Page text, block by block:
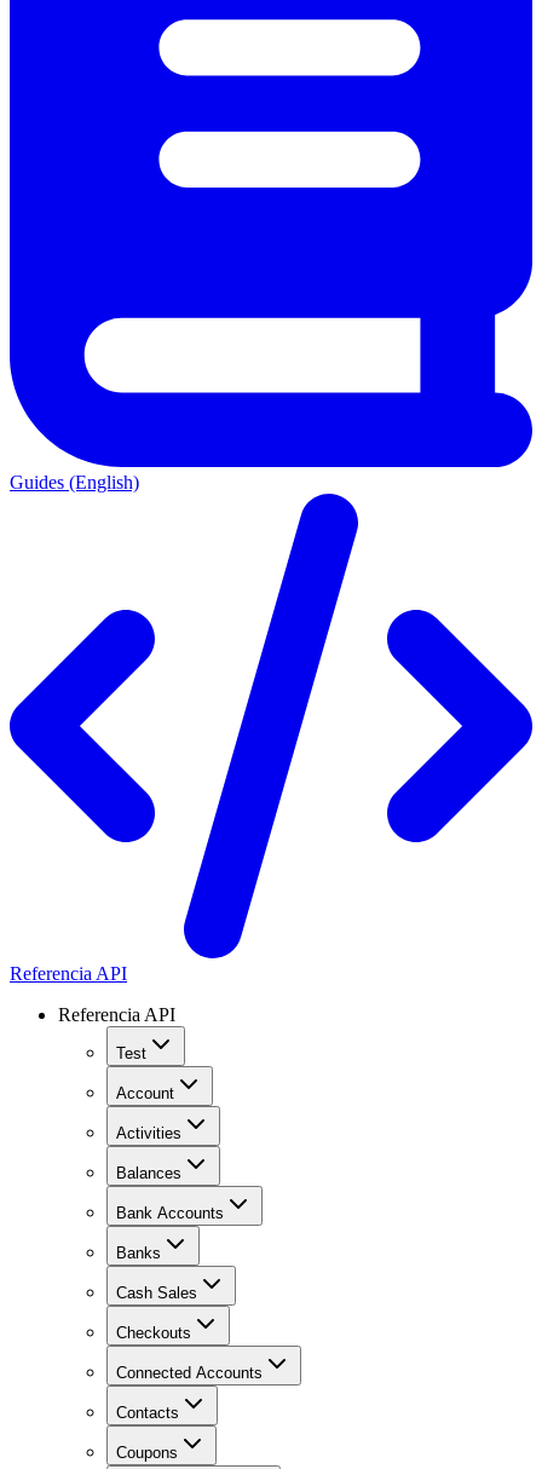
Guides (English)
Referencia API
Referencia API
Test
Account
Activities
Balances
Bank Accounts
Banks
Cash Sales
Checkouts
Connected Accounts
Contacts
Coupons